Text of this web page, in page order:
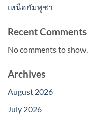
เหนือกัมพูชา
Recent Comments
No comments to show.
Archives
August 2026
July 2026